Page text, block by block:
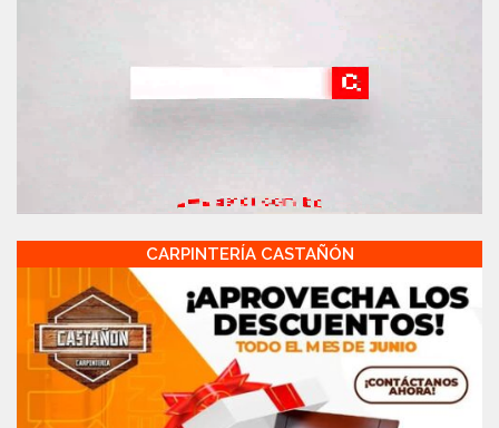
CARPINTERÍA CASTAÑÓN